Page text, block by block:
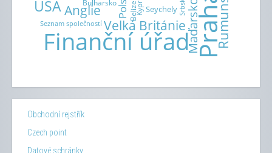
Obchodní rejstřík
Czech point
Datové schránky